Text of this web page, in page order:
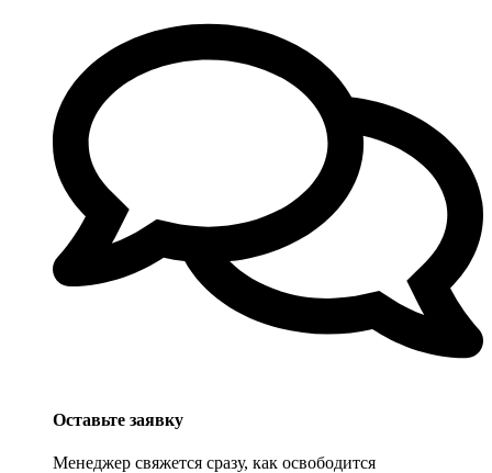
Оставьте заявку
Менеджер свяжется сразу, как освободится